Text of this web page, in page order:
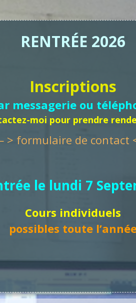
RENTRÉE 2026
Inscriptions
messagerie ou
moi pour prendre
> formulaire de contact
le lundi 7
Cours individuels
possibles toute